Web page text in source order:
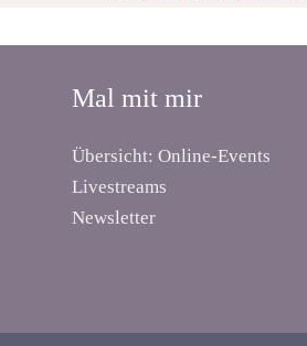
Mal mit mir
Übersicht: Online-Events
Livestreams
Newsletter